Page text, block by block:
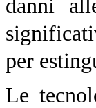
danni
per
Le